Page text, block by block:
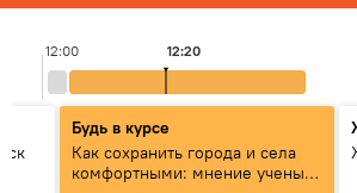
12:00 12:20
Будь в курсе
Как сохранить города и села
комфортными: мнение ученых